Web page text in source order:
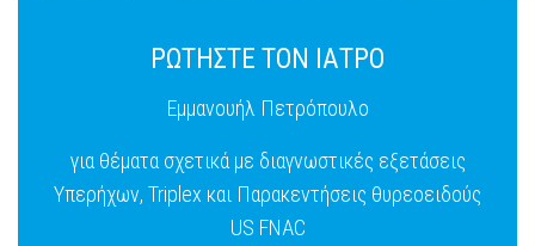
ΡΩΤΗΣΤΕ ΤΟΝ ΙΑΤΡΟ
Εμμανουήλ Πετρόπουλο
για θέματα σχετικά με διαγνωστικές εξετάσεις
Υπερήχων, Triplex και Παρακεντήσεις θυρεοειδούς
US FNAC